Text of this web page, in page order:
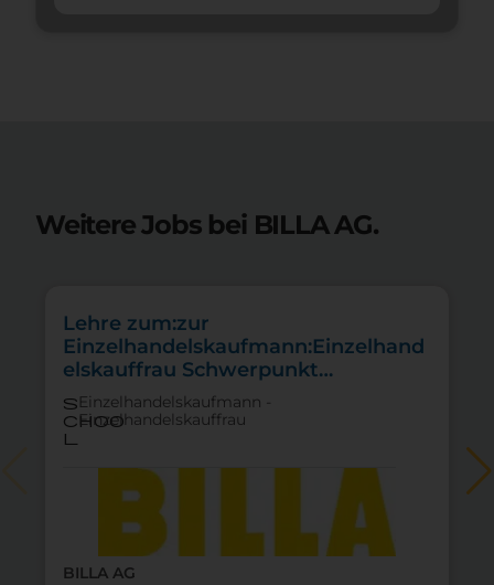
Weitere Jobs bei BILLA AG.
BILLA AG
Lehre zum:zur
Einzelhandelskaufmann:Einzelhand
elskauffrau Schwerpunkt
Lebensmittel
s
choo
l
Einzelhandelskaufmann -
Einzelhandelskauffrau